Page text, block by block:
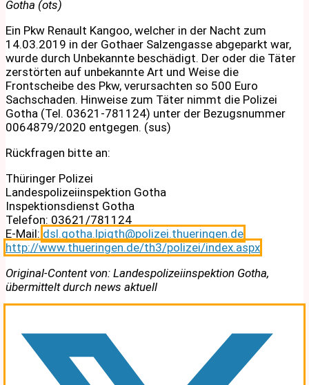
Gotha (ots)
Ein Pkw Renault Kangoo, welcher in der Nacht zum
14.03.2019 in der Gothaer Salzengasse abgeparkt war,
wurde durch Unbekannte beschädigt. Der oder die Täter
zerstörten auf unbekannte Art und Weise die
Frontscheibe des Pkw, verursachten so 500 Euro
Sachschaden. Hinweise zum Täter nimmt die Polizei
Gotha (Tel. 03621-781124) unter der Bezugsnummer
0064879/2020 entgegen. (sus)
Rückfragen bitte an:
Thüringer Polizei
Landespolizeiinspektion Gotha
Inspektionsdienst Gotha
Telefon: 03621/781124
E-Mail: dsl.gotha.lpigth@polizei.thueringen.de
http://www.thueringen.de/th3/polizei/index.aspx
Original-Content von: Landespolizeiinspektion Gotha,
übermittelt durch news aktuell